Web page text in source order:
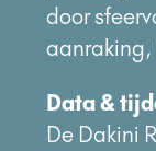
door
aanraking,
Data &
De Dakini